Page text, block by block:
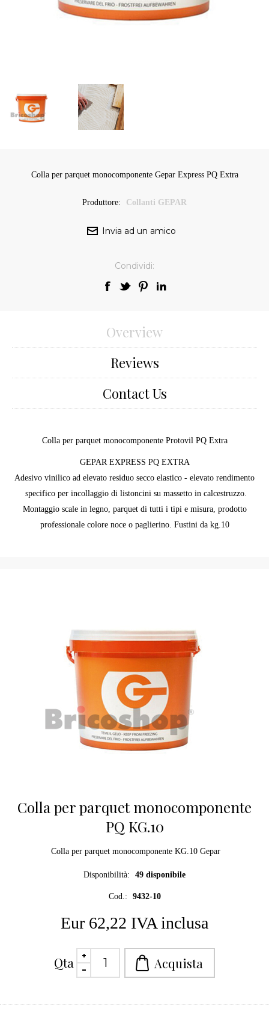
Colla per parquet monocomponente Gepar Express PQ Extra
Produttore: Collanti GEPAR
Condividi:
Overview
Reviews
Contact Us
Colla per parquet monocomponente Protovil PQ Extra
GEPAR EXPRESS PQ EXTRA
Adesivo vinilico ad elevato residuo secco elastico - elevato rendimento
specifico per incollaggio di listoncini su massetto in calcestruzzo.
Montaggio scale in legno, parquet di tutti i tipi e misura, prodotto
professionale colore noce o paglierino. Fustini da kg.10
Colla per parquet monocomponente
PQ KG.10
Colla per parquet monocomponente KG.10 Gepar
Disponibilità: 49 disponibile
Cod.: 9432-10
Eur 62,22 IVA inclusa
Qta